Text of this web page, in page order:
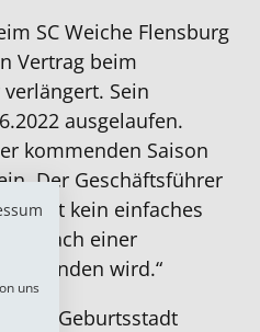
SC Weiche Flensburg
Vertrag beim
Sein
ausgelaufen.
kommenden Saison
Der Geschäftsführer
hat kein einfaches
er nach einer
finden wird.“
Geburtsstadt
uns